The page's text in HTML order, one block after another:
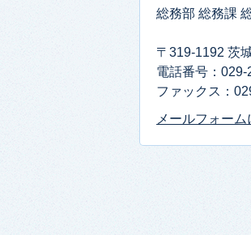
総務部 総務課
〒319-1192 茨
電話番号：029-
ファックス：
メールフォー